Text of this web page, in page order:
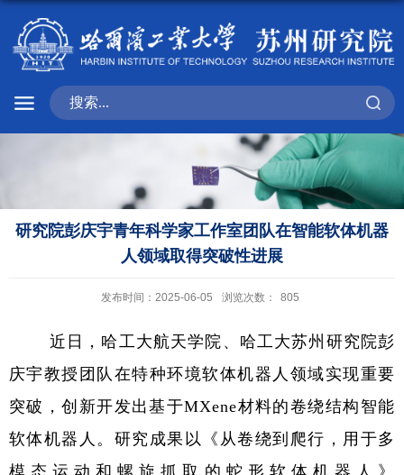
研究院彭庆宇青年科学家工作室团队在智能软体机器
人领域取得突破性进展
发布时间：2025-06-05 浏览次数： 805
近日，哈工大航天学院、哈工大苏州研究院彭
庆宇教授团队在特种环境软体机器人领域实现重要
突破，创新开发出基于MXene材料的卷绕结构智能
软体机器人。研究成果以《从卷绕到爬行，用于多
模态运动和螺旋抓取的蛇形软体机器人》